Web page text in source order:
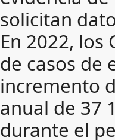
solicitan
En 2022, los
de casos de
incremento
anual de 37
durante el